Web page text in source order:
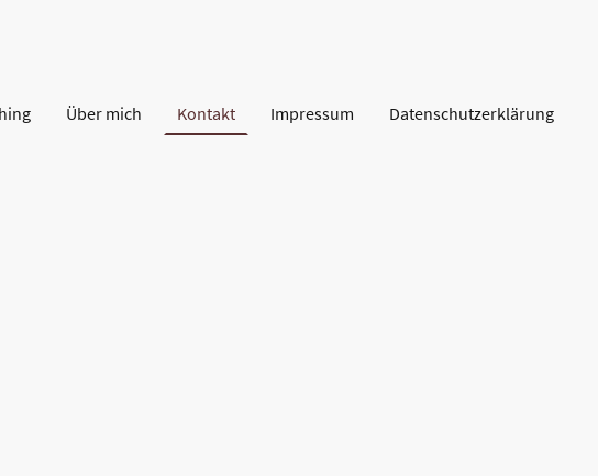
Über mich Kontakt Impressum Datenschutzerklärung